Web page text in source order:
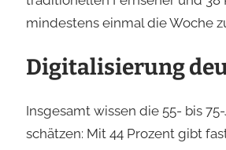
mindestens einmal die Woche
Digitalisierung
Insgesamt wissen die 55- bis
schätzen: Mit 44 Prozent gibt